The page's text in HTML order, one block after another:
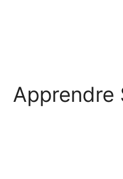
Apprendre